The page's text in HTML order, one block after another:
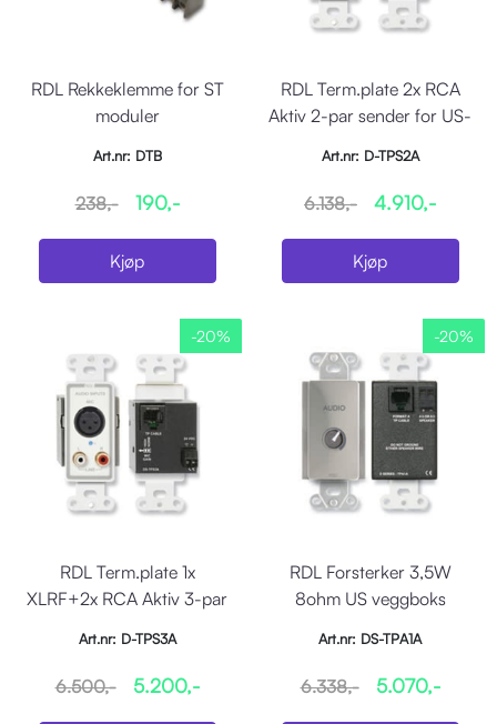
RDL Rekkeklemme for ST
moduler
Art.nr: DTB
238,- 190,-
Kjøp
RDL Term.plate 2x RCA
Aktiv 2-par sender for US-
Art.nr: D-TPS2A
6.138,- 4.910,-
Kjøp
-20%
RDL Term.plate 1x
XLRF+2x RCA Aktiv 3-par
Art.nr: D-TPS3A
6.500,- 5.200,-
-20%
RDL Forsterker 3,5W
8ohm US veggboks
Art.nr: DS-TPA1A
6.338,- 5.070,-